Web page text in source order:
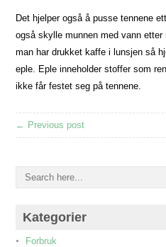
Det hjelper også å pusse tennene
også skylle munnen med vann
man har drukket kaffe i lunsjen så
eple. Eple inneholder stoffer som
ikke får festet seg på tennene.
← Previous post
Kategorier
Forbruk